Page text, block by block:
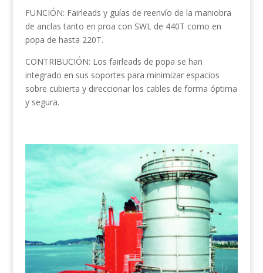
FUNCIÓN: Fairleads y guías de reenvío de la maniobra
de anclas tanto en proa con SWL de 440T como en
popa de hasta 220T.
CONTRIBUCIÓN: Los fairleads de popa se han
integrado en sus soportes para minimizar espacios
sobre cubierta y direccionar los cables de forma óptima
y segura.